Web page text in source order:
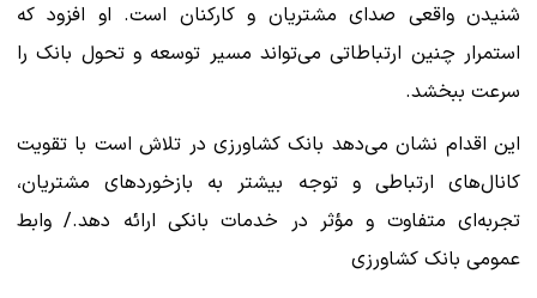
شنیدن واقعی صدای مشتریان و کارکنان است. او افزود که
استمرار چنین ارتباطاتی می‌تواند مسیر توسعه و تحول بانک را
سرعت ببخشد.
این اقدام نشان می‌دهد بانک کشاورزی در تلاش است با تقویت
کانال‌های ارتباطی و توجه بیشتر به بازخوردهای مشتریان،
تجربه‌ای متفاوت و مؤثر در خدمات بانکی ارائه دهد./ وابط
عمومی بانک کشاورزی